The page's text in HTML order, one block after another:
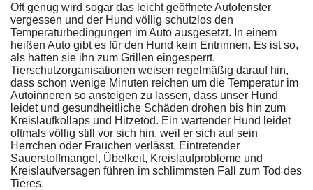
Oft genug wird sogar das leicht geöffnete Autofenster
vergessen und der Hund völlig schutzlos den
Temperaturbedingungen im Auto ausgesetzt. In einem
heißen Auto gibt es für den Hund kein Entrinnen. Es ist so,
als hätten sie ihn zum Grillen eingesperrt.
Tierschutzorganisationen weisen regelmäßig darauf hin,
dass schon wenige Minuten reichen um die Temperatur im
Autoinneren so ansteigen zu lassen, dass unser Hund
leidet und gesundheitliche Schäden drohen bis hin zum
Kreislaufkollaps und Hitzetod. Ein wartender Hund leidet
oftmals völlig still vor sich hin, weil er sich auf sein
Herrchen oder Frauchen verlässt. Eintretender
Sauerstoffmangel, Übelkeit, Kreislaufprobleme und
Kreislaufversagen führen im schlimmsten Fall zum Tod des
Tieres.